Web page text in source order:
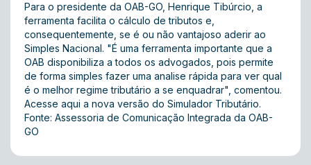
Para o presidente da OAB-GO, Henrique Tibúrcio, a
ferramenta facilita o cálculo de tributos e,
consequentemente, se é ou não vantajoso aderir ao
Simples Nacional. "É uma ferramenta importante que a
OAB disponibiliza a todos os advogados, pois permite
de forma simples fazer uma analise rápida para ver qual
é o melhor regime tributário a se enquadrar", comentou.
Acesse aqui a nova versão do Simulador Tributário.
Fonte: Assessoria de Comunicação Integrada da OAB-
GO